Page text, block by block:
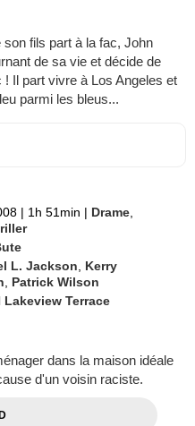
fils part à la fac, John
de sa vie et décide de
Il part vivre à Los Angeles et
parmi les bleus...
| 1h 51min | Drame
L. Jackson
Kerry
Patrick Wilson
Lakeview Terrace
dans la maison idéale
d'un voisin raciste.